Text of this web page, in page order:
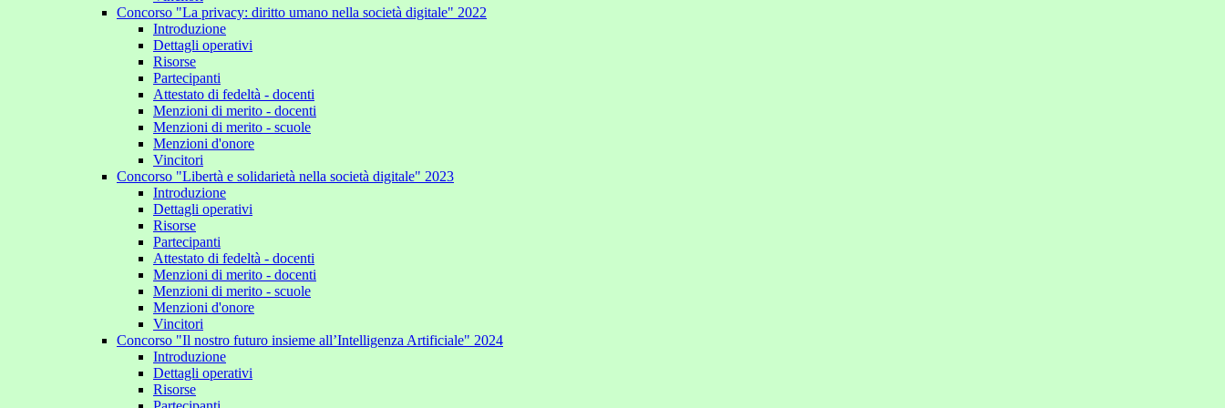
Concorso "La privacy: diritto umano nella società digitale" 2022
Introduzione
Dettagli operativi
Risorse
Partecipanti
Attestato di fedeltà - docenti
Menzioni di merito - docenti
Menzioni di merito - scuole
Menzioni d'onore
Vincitori
Concorso "Libertà e solidarietà nella società digitale" 2023
Introduzione
Dettagli operativi
Risorse
Partecipanti
Attestato di fedeltà - docenti
Menzioni di merito - docenti
Menzioni di merito - scuole
Menzioni d'onore
Vincitori
Concorso "Il nostro futuro insieme all’Intelligenza Artificiale" 2024
Introduzione
Dettagli operativi
Risorse